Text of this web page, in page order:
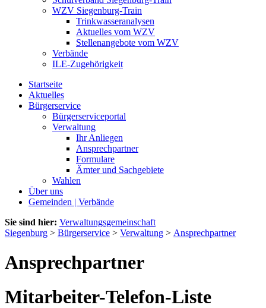
WZV Siegenburg-Train
Trinkwasseranalysen
Aktuelles vom WZV
Stellenangebote vom WZV
Verbände
ILE-Zugehörigkeit
Startseite
Aktuelles
Bürgerservice
Bürgerserviceportal
Verwaltung
Ihr Anliegen
Ansprechpartner
Formulare
Ämter und Sachgebiete
Wahlen
Über uns
Gemeinden | Verbände
Sie sind hier: Verwaltungsgemeinschaft
Siegenburg > Bürgerservice > Verwaltung > Ansprechpartner
Ansprechpartner
Mitarbeiter-Telefon-Liste